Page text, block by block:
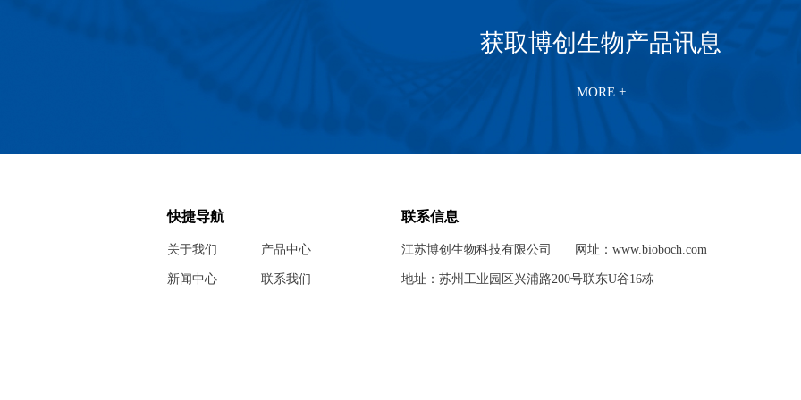
获取博创生物产品讯息
MORE +
快捷导航
关于我们 产品中心
新闻中心 联系我们
联系信息
江苏博创生物科技有限公司 网址：www.bioboch.com
地址：苏州工业园区兴浦路200号联东U谷16栋